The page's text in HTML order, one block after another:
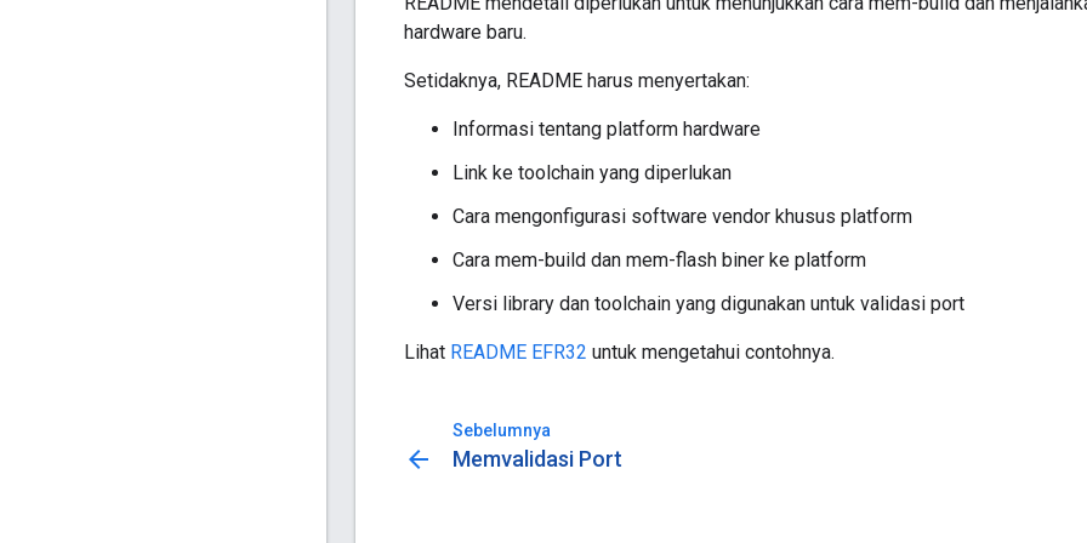
hardware baru.
Setidaknya, README harus menyertakan:
Informasi tentang platform hardware
Link ke toolchain yang diperlukan
Cara mengonfigurasi software vendor khusus platform
Cara mem-build dan mem-flash biner ke platform
Versi library dan toolchain yang digunakan untuk validasi port
Lihat README EFR32 untuk mengetahui contohnya.
Sebelumnya
arrow_back Memvalidasi Port